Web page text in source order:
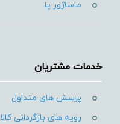
ماساژور پا
خدمات مشتریان
پرسش های متداول
رویه های بازگردانی کالا